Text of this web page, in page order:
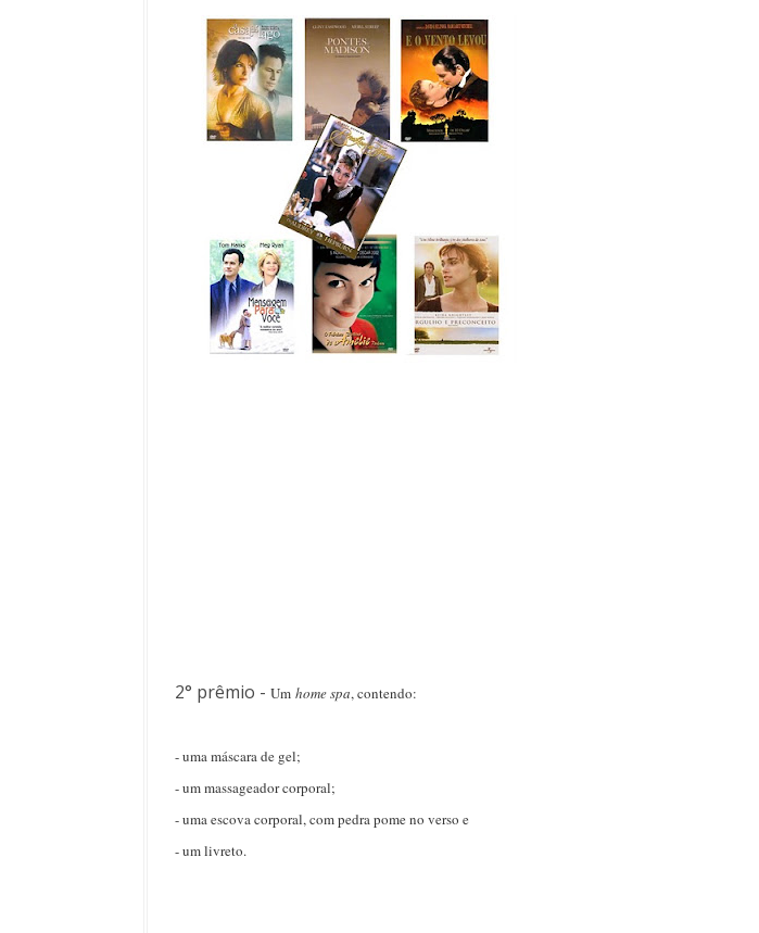
2° prêmio - Um home spa, contendo:
- uma máscara de gel;
- um massageador corporal;
- uma escova corporal, com pedra pome no verso e
- um livreto.